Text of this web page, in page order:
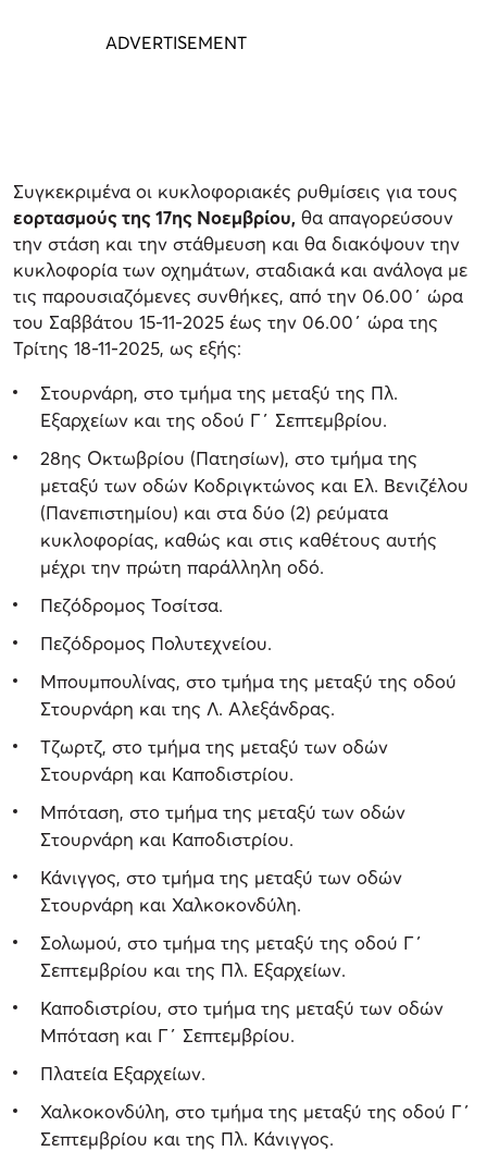
Συγκεκριμένα οι κυκλοφοριακές ρυθμίσεις για τους
εορτασμούς της 17ης Νοεμβρίου, θα απαγορεύσουν
την στάση και την στάθμευση και θα διακόψουν την
κυκλοφορία των οχημάτων, σταδιακά και ανάλογα με
τις παρουσιαζόμενες συνθήκες, από την 06.00΄ ώρα
του Σαββάτου 15-11-2025 έως την 06.00΄ ώρα της
Τρίτης 18-11-2025, ως εξής:
Στουρνάρη, στο τμήμα της μεταξύ της Πλ.
Εξαρχείων και της οδού Γ΄ Σεπτεμβρίου.
28ης Οκτωβρίου (Πατησίων), στο τμήμα της
μεταξύ των οδών Κοδριγκτώνος και Ελ. Βενιζέλου
(Πανεπιστημίου) και στα δύο (2) ρεύματα
κυκλοφορίας, καθώς και στις καθέτους αυτής
μέχρι την πρώτη παράλληλη οδό.
Πεζόδρομος Τοσίτσα.
Πεζόδρομος Πολυτεχνείου.
Μπουμπουλίνας, στο τμήμα της μεταξύ της οδού
Στουρνάρη και της Λ. Αλεξάνδρας.
Τζωρτζ, στο τμήμα της μεταξύ των οδών
Στουρνάρη και Καποδιστρίου.
Μπόταση, στο τμήμα της μεταξύ των οδών
Στουρνάρη και Καποδιστρίου.
Κάνιγγος, στο τμήμα της μεταξύ των οδών
Στουρνάρη και Χαλκοκονδύλη.
Σολωμού, στο τμήμα της μεταξύ της οδού Γ΄
Σεπτεμβρίου και της Πλ. Εξαρχείων.
Καποδιστρίου, στο τμήμα της μεταξύ των οδών
Μπόταση και Γ΄ Σεπτεμβρίου.
Πλατεία Εξαρχείων.
Χαλκοκονδύλη, στο τμήμα της μεταξύ της οδού Γ΄
Σεπτεμβρίου και της Πλ. Κάνιγγος.